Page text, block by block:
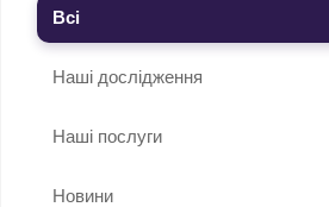
Всі
Наші дослідження
Наші послуги
Новини